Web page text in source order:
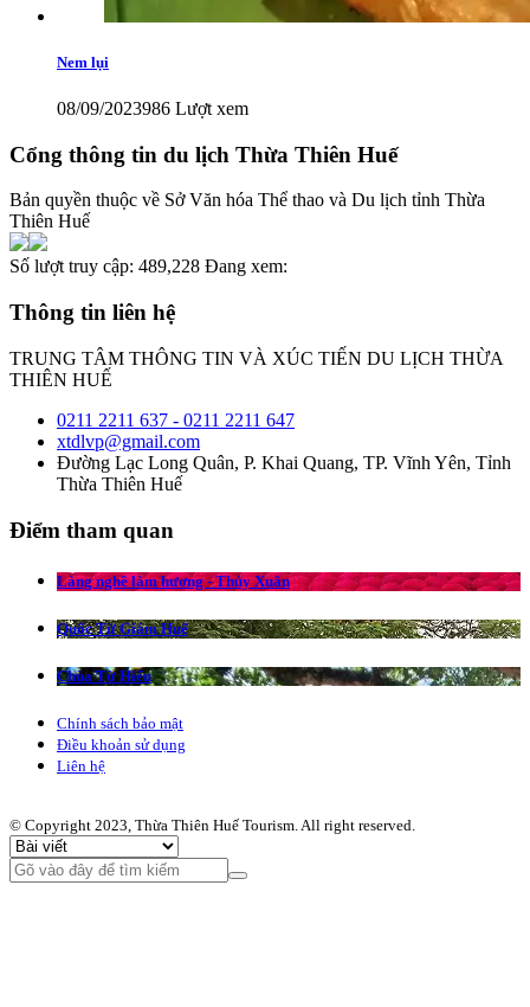
Nem lụi
08/09/2023986 Lượt xem
Cổng thông tin du lịch Thừa Thiên Huế
Bản quyền thuộc về Sở Văn hóa Thể thao và Du lịch tỉnh Thừa
Thiên Huế
Số lượt truy cập: 489,228 Đang xem:
Thông tin liên hệ
TRUNG TÂM THÔNG TIN VÀ XÚC TIẾN DU LỊCH THỪA
THIÊN HUẾ
0211 2211 637 - 0211 2211 647
xtdlvp@gmail.com
Đường Lạc Long Quân, P. Khai Quang, TP. Vĩnh Yên, Tỉnh
Thừa Thiên Huế
Điểm tham quan
Làng nghề làm hương - Thủy Xuân
Quốc Tử Giám Huế
Chùa Từ Hiếu
Chính sách bảo mật
Điều khoản sử dụng
Liên hệ
© Copyright 2023, Thừa Thiên Huế Tourism. All right reserved.